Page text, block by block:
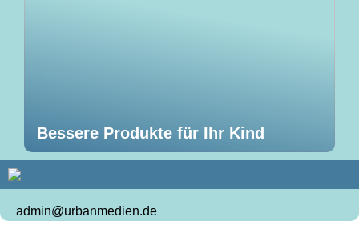
Bessere Produkte für Ihr Kind
admin@urbanmedien.de